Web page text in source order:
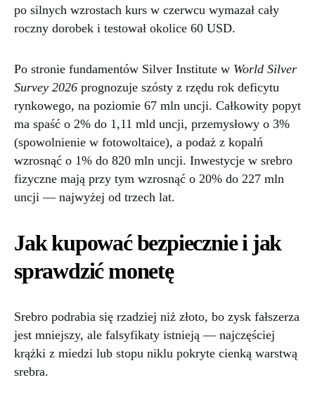
po silnych wzrostach kurs w czerwcu wymazał cały
roczny dorobek i testował okolice 60 USD.
Po stronie fundamentów Silver Institute w World Silver
Survey 2026 prognozuje szósty z rzędu rok deficytu
rynkowego, na poziomie 67 mln uncji. Całkowity popyt
ma spaść o 2% do 1,11 mld uncji, przemysłowy o 3%
(spowolnienie w fotowoltaice), a podaż z kopalń
wzrosnąć o 1% do 820 mln uncji. Inwestycje w srebro
fizyczne mają przy tym wzrosnąć o 20% do 227 mln
uncji — najwyżej od trzech lat.
Jak kupować bezpiecznie i jak
sprawdzić monetę
Srebro podrabia się rzadziej niż złoto, bo zysk fałszerza
jest mniejszy, ale falsyfikaty istnieją — najczęściej
krążki z miedzi lub stopu niklu pokryte cienką warstwą
srebra.